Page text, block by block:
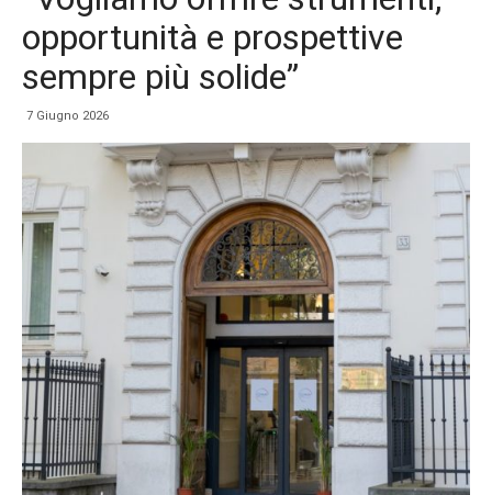
opportunità e prospettive
sempre più solide”
7 Giugno 2026